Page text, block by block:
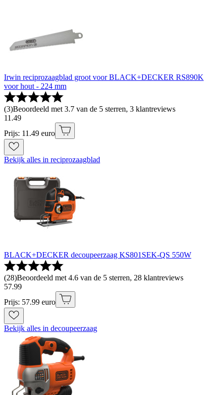
Irwin reciprozaagblad groot voor BLACK+DECKER RS890K
voor hout - 224 mm
(3)Beoordeeld met 3.7 van de 5 sterren, 3 klantreviews
11 .49
Prijs: 11.49 euro
Bekijk alles in reciprozaagblad
BLACK+DECKER decoupeerzaag KS801SEK-QS 550W
(28)Beoordeeld met 4.6 van de 5 sterren, 28 klantreviews
57.99
Prijs: 57.99 euro
Bekijk alles in decoupeerzaag